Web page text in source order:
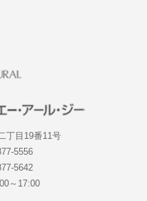
丁目19番11号
5556
5642
～17:00